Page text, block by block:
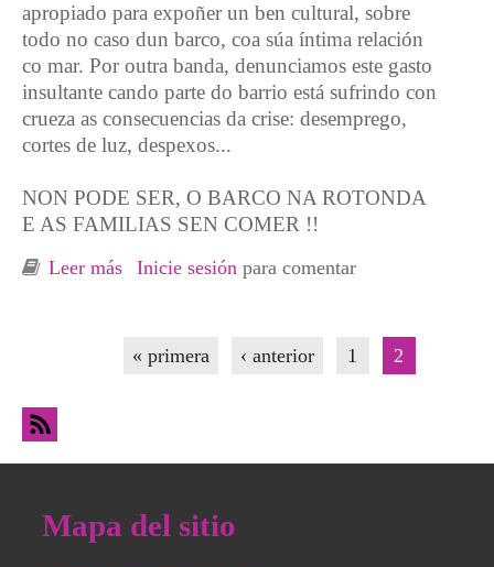
apropiado para expoñer un ben cultural, sobre
todo no caso dun barco, coa súa íntima relación
co mar. Por outra banda, denunciamos este gasto
insultante cando parte do barrio está sufrindo con
crueza as consecuencias da crise: desemprego,
cortes de luz, despexos...
NON PODE SER, O BARCO NA ROTONDA
E AS FAMILIAS SEN COMER !!
Leer más sobre Lxs vecinxs paran las obras en la
Inicie sesión para comentar
« primera ‹ anterior 1 2
Mapa del sitio